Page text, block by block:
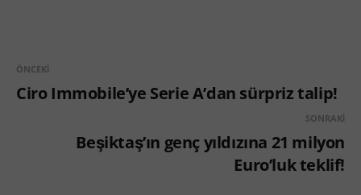
ÖNCEKI
Ciro Immobile’ye Serie A’dan sürpriz talip!
SONRAKI
Beşiktaş’ın genç yıldızına 21 milyon
Euro’luk teklif!